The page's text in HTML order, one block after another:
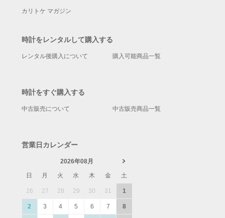
カリトケ マガジン
時計をレンタルして購入する
レンタル後購入について 購入可能商品一覧
時計をすぐ購入する
中古販売について 中古販売商品一覧
営業日カレンダー
2026年08月
日
月 火 水 木 金 土
26 27 28 29 30 31 1
2 3 4 5 6 7 8